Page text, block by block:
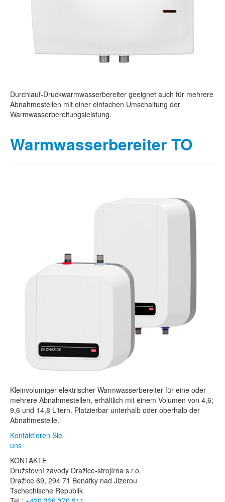
Durchlauf-Druckwarmwasserbereiter geeignet auch für mehrere
Abnahmestellen mit einer einfachen Umschaltung der
Warmwasserbereitungsleistung.
Warmwasserbereiter TO
Kleinvolumiger elektrischer Warmwasserbereiter für eine oder
mehrere Abnahmestellen, erhältlich mit einem Volumen von 4,6;
9,6 und 14,8 Litern. Platzierbar unterhalb oder oberhalb der
Abnahmestelle.
Kontaktieren Sie
uns
KONTAKTE
Družstevní závody Dražice-strojírna s.r.o.
Dražice 69, 294 71 Benátky nad Jizerou
Tschechische Republik